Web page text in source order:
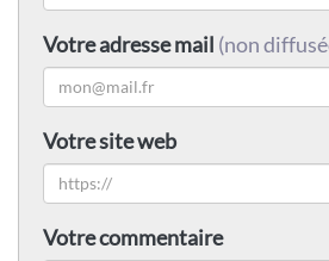
Votre adresse mail (non
Votre site web
Votre commentaire